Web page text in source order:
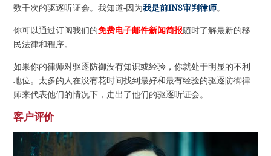
数千次的驱逐听证会。我知道-因为我是前INS审判律师。
你可以通过订阅我们的免费电子邮件新闻简报随时了解最新的移
民法律和程序。
如果你的律师对驱逐防御没有知识或经验，你就处于明显的不利
地位。太多的人在没有花时间找到最好和最有经验的驱逐防御律
师来代表他们的情况下，走出了他们的驱逐听证会。
客户评价